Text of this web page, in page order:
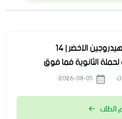
شركة نيوم للهيدروجين الأخضر | 14
الثانوية فما فوق
الطلب